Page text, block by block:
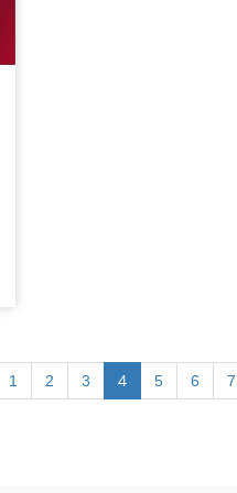
1 2 3 4 5 6 7